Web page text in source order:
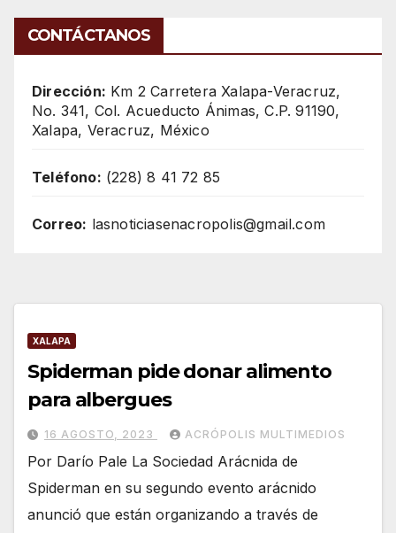
CONTÁCTANOS
Dirección: Km 2 Carretera Xalapa-Veracruz,
No. 341, Col. Acueducto Ánimas, C.P. 91190,
Xalapa, Veracruz, México
Teléfono: (228) 8 41 72 85
Correo: lasnoticiasenacropolis@gmail.com
XALAPA
Spiderman pide donar alimento
para albergues
16 AGOSTO, 2023 ACRÓPOLIS MULTIMEDIOS
Por Darío Pale La Sociedad Arácnida de
Spiderman en su segundo evento arácnido
anunció que están organizando a través de